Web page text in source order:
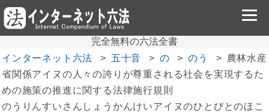
完全無料の六法全書
インターネット六法
五十音 の のう
農林水産
省関係アイヌの人々の誇りが尊重される社会を実現するた
めの施策の推進に関する法律施行規則
のうりんすいさんしょうかんけいアイヌのひとびとのほこ